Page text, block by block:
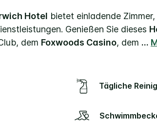
Hotel bietet einladende
Genießen Sie dieses
dem Foxwoods Casino, dem ...
Tägliche